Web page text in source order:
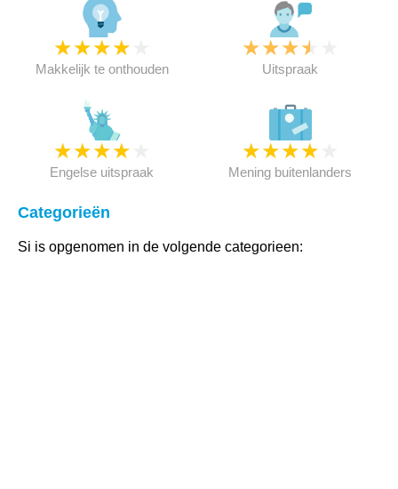
★★★★
Makkelijk te onthouden
★★★★
Uitspraak
★★★★
Engelse uitspraak
★★★★
Mening buitenlanders
Categorieën
Si is opgenomen in de volgende categorieen: